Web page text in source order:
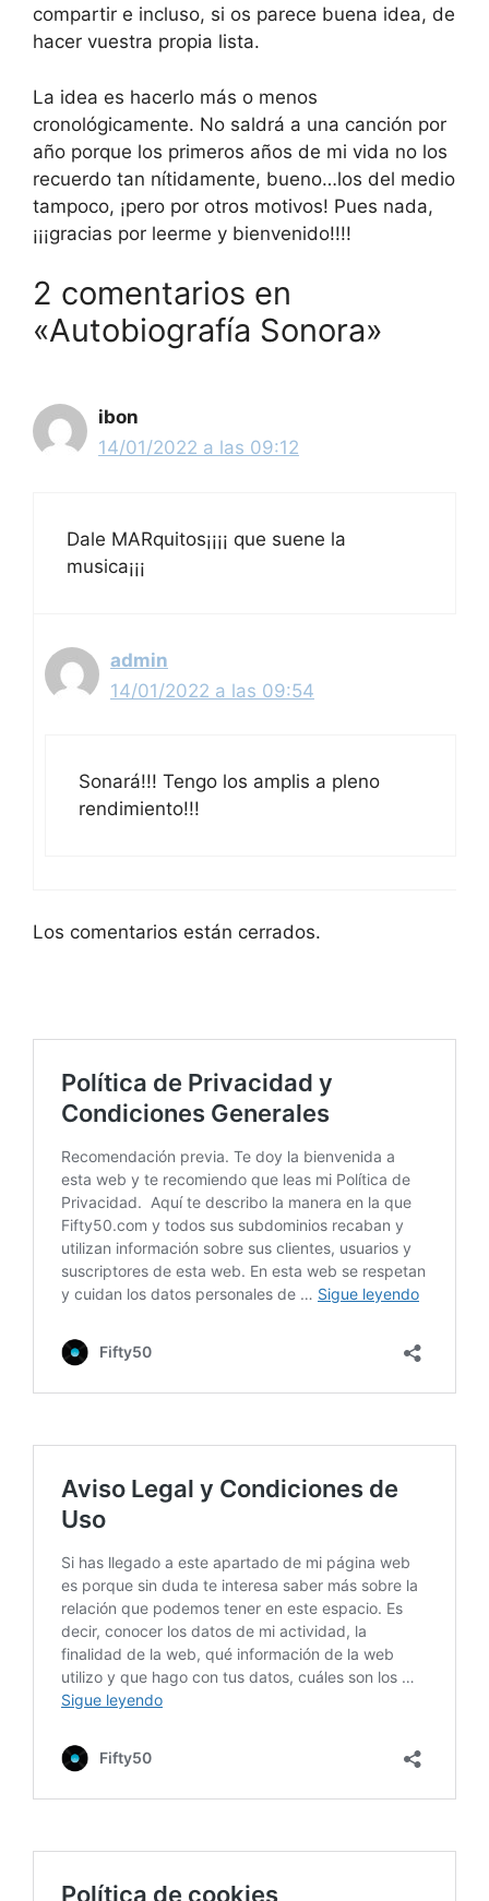
compartir e incluso, si os parece buena idea, de
hacer vuestra propia lista.
La idea es hacerlo más o menos
cronológicamente. No saldrá a una canción por
año porque los primeros años de mi vida no los
recuerdo tan nítidamente, bueno…los del medio
tampoco, ¡pero por otros motivos! Pues nada,
¡¡¡gracias por leerme y bienvenido!!!!
2 comentarios en
«Autobiografía Sonora»
ibon
14/01/2022 a las 09:12
Dale MARquitos¡¡¡¡ que suene la
musica¡¡¡
admin
14/01/2022 a las 09:54
Sonará!!! Tengo los amplis a pleno
rendimiento!!!
Los comentarios están cerrados.